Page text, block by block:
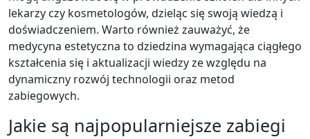
lekarzy czy kosmetologów, dzieląc się swoją wiedzą i
doświadczeniem. Warto również zauważyć, że
medycyna estetyczna to dziedzina wymagająca ciągłego
kształcenia się i aktualizacji wiedzy ze względu na
dynamiczny rozwój technologii oraz metod
zabiegowych.
Jakie są najpopularniejsze zabiegi